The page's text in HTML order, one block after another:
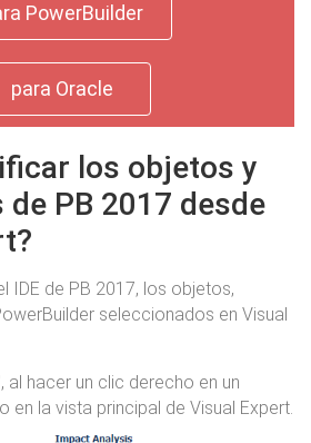
PowerBuilder
para Oracle
los objetos y
de PB 2017 desde
IDE de PB 2017, los objetos,
seleccionados en Visual
al hacer un clic derecho en un
en la vista principal de Visual Expert.